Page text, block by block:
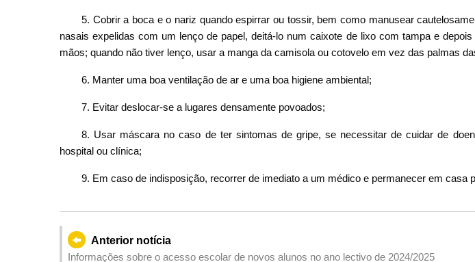
5. Cobrir a boca e o nariz quando espirrar ou tossir, bem como manusear
nasais expelidas com um lenço de papel, deitá-lo num caixote de lixo com tampa e
mãos; quando não tiver lenço, usar a manga da camisola ou cotovelo em vez das palmas
6. Manter uma boa ventilação de ar e uma boa higiene ambiental;
7. Evitar deslocar-se a lugares densamente povoados;
8. Usar máscara no caso de ter sintomas de gripe, se necessitar de cuidar de
hospital ou clínica;
9. Em caso de indisposição, recorrer de imediato a um médico e permanecer em casa
Anterior notícia
Informações sobre o acesso escolar de novos alunos no ano lectivo de 2024/2025